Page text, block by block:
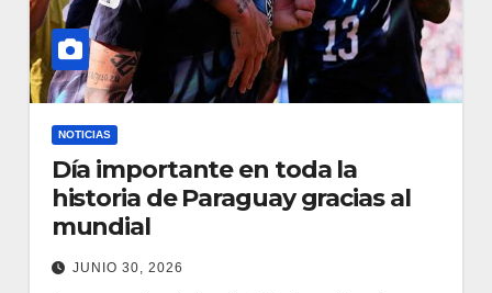
NOTICIAS
Día importante en toda la
historia de Paraguay gracias al
mundial
JUNIO 30, 2026